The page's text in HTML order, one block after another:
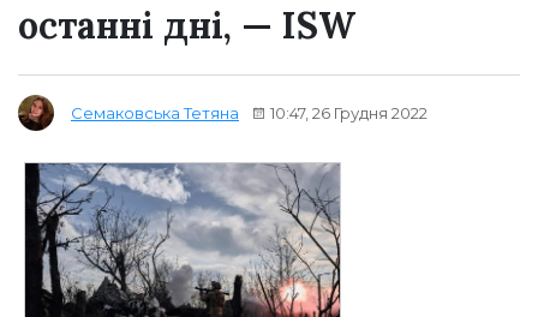
останні дні, — ISW
Семаковська Тетяна 10:47, 26 Грудня 2022